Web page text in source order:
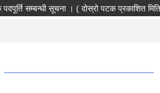
सम्बन्धी सूचना । ( दोस्रो पटक प्रकाशित